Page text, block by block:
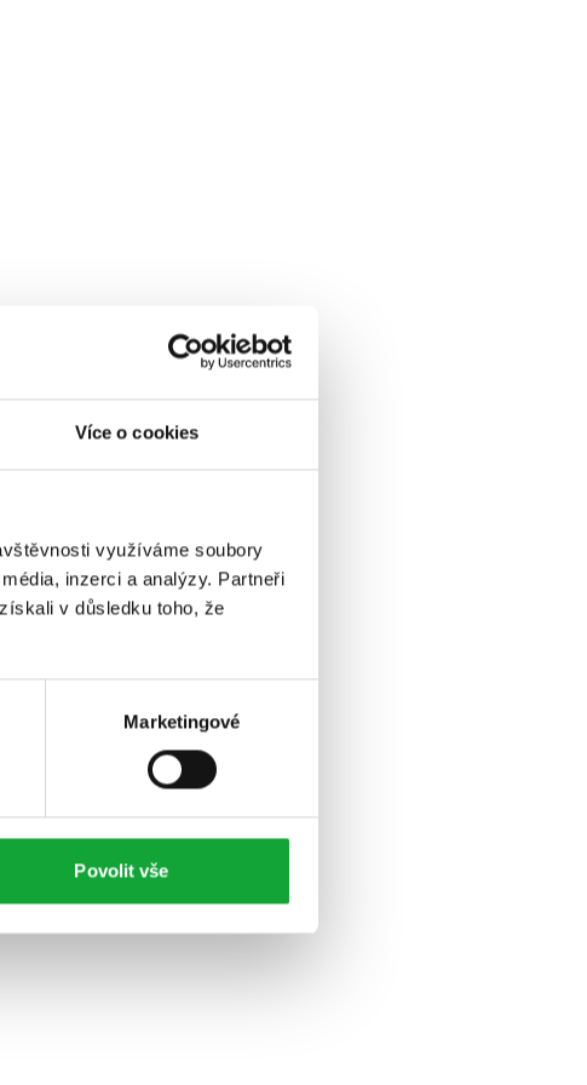
Více o cookies
využíváme soubory
inzerci a analýzy. Partneři
v důsledku toho, že
Marketingové
Povolit vše